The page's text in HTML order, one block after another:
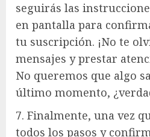
seguirás las
en pantalla para
tu suscripción. ¡No te
mensajes y prestar
No queremos que algo
último momento,
7. Finalmente, una vez
todos los pasos y